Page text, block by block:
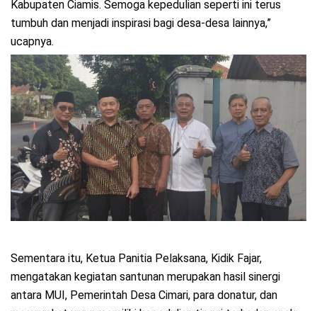
Kabupaten Ciamis. Semoga kepedulian seperti ini terus
tumbuh dan menjadi inspirasi bagi desa-desa lainnya,”
ucapnya.
Sementara itu, Ketua Panitia Pelaksana, Kidik Fajar,
mengatakan kegiatan santunan merupakan hasil sinergi
antara MUI, Pemerintah Desa Cimari, para donatur, dan